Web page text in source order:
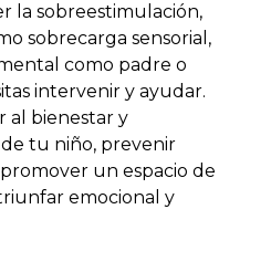
la sobreestimulación,
sobrecarga sensorial,
como padre o
intervenir y ayudar.
al bienestar y
tu niño, prevenir
un espacio de
emocional y